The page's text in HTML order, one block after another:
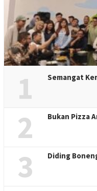
1 Semangat
2 Bukan Pizza
3 Diding